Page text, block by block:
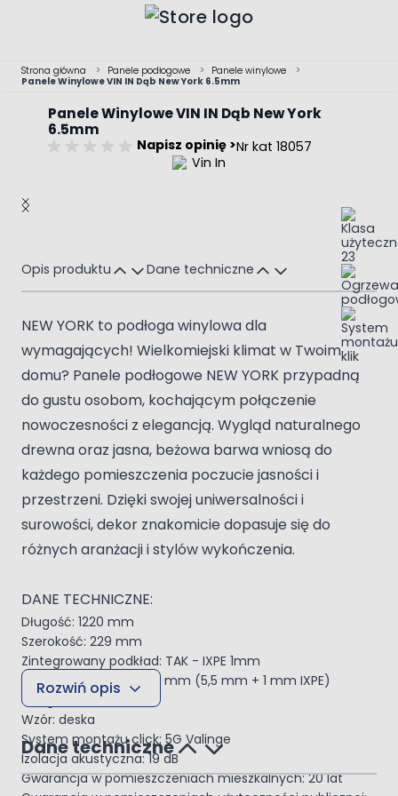
Strona główna > Panele podłogowe > Panele winylowe
>
Panele Winylowe VIN IN Dąb New York 6.5mm
Panele Winylowe VIN IN Dąb New York
6.5mm
Napisz opinię >Nr kat 18057
Main image
Click to view image in fullscreen
Opis produktu Dane techniczne
NEW YORK to podłoga winylowa dla
wymagających! Wielkomiejski klimat w Twoim
domu? Panele podłogowe NEW YORK przypadną
do gustu osobom, kochającym połączenie
nowoczesności z elegancją. Wygląd naturalnego
drewna oraz jasna, beżowa barwa wniosą do
każdego pomieszczenia poczucie jasności i
przestrzeni. Dzięki swojej uniwersalności i
surowości, dekor znakomicie dopasuje się do
różnych aranżacji i stylów wykończenia.
DANE TECHNICZNE:
Długość: 1220 mm
Szerokość: 229 mm
Zintegrowany podkład: TAK - IXPE 1mm
Grubość całkowita: 6,5 mm (5,5 mm + 1 mm IXPE)
V fuga: Tak 4 stronna
Wzór: deska
System montażu click: 5G Valinge
Izolacja akustyczna: 19 dB
Gwarancja w pomieszczeniach mieszkalnych: 20 lat
Rozwiń opis
Dane techniczne